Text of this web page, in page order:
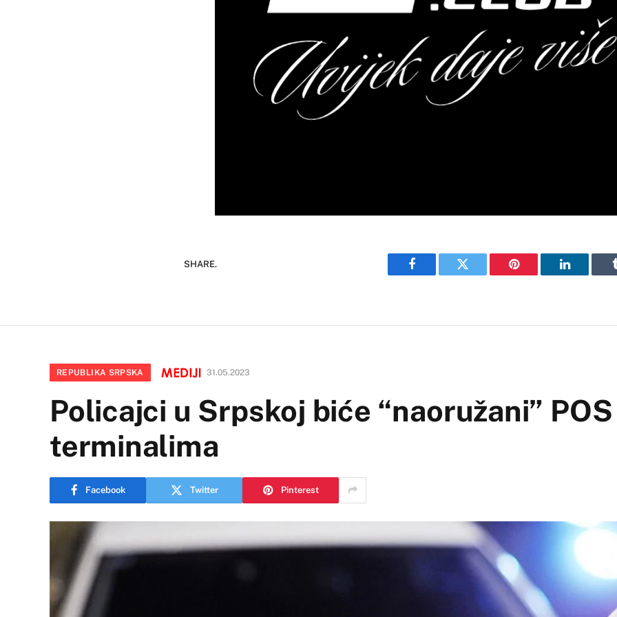
SHARE.
Facebook Twitter Pinterest LinkedIn
REPUBLIKA SRPSKA 31.05.2023
Policajci u Srpskoj biće “naoružani” POS
terminalima
Facebook Twitter Pinterest